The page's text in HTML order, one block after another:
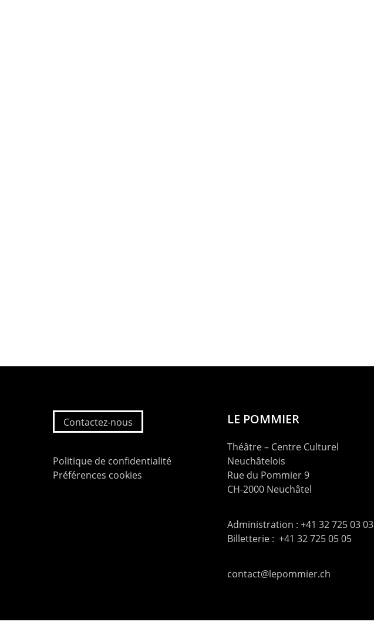
Contactez-nous
Politique de confidentialité
Préférences cookies
LE POMMIER
Théâtre – Centre Culturel
Neuchâtelois
Rue du Pommier 9
CH-2000 Neuchâtel
Administration : +41 32 725 03 03
Billetterie : +41 32 725 05 05
contact@lepommier.ch